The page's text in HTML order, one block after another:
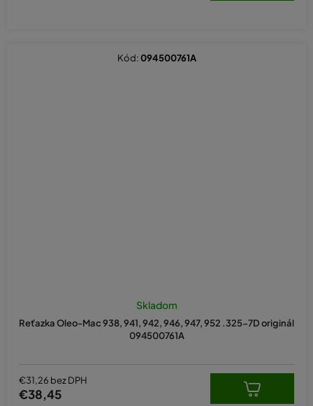
Reťazka Oleo-Mac 938, 941, 942, 946, 947, 952 .325-7D originál
094500761A
Skladom
€31,26 bez DPH
€38,45
Kód:094500761A